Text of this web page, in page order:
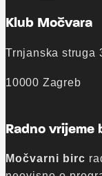
Klub Močvara
Trnjanska struga
10000 Zagreb
Radno vrijeme
Močvarni birc